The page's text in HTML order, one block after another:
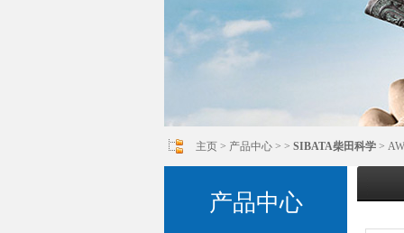
主页 > 产品中心 > > SIBATA柴田科学 >
产品中心